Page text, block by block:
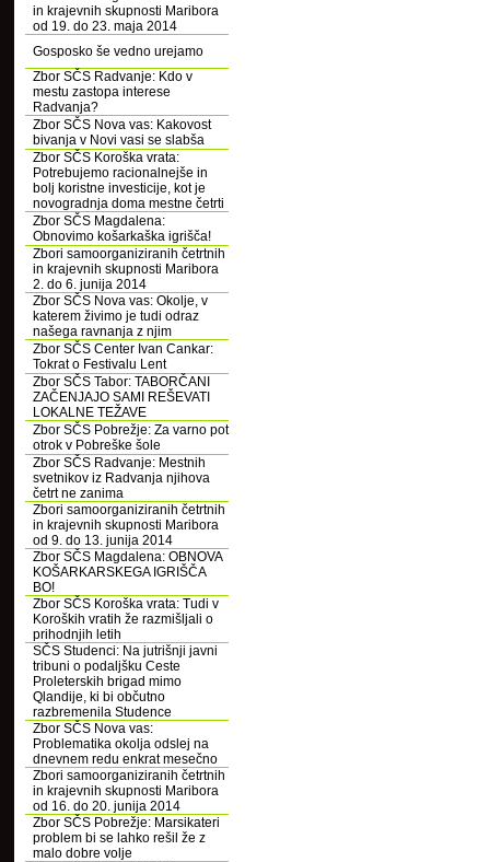
in krajevnih skupnosti Maribora
od 19. do 23. maja 2014
Gosposko še vedno urejamo
Zbor SČS Radvanje: Kdo v
mestu zastopa interese
Radvanja?
Zbor SČS Nova vas: Kakovost
bivanja v Novi vasi se slabša
Zbor SČS Koroška vrata:
Potrebujemo racionalnejše in
bolj koristne investicije, kot je
novogradnja doma mestne četrti
Zbor SČS Magdalena:
Obnovimo košarkaška igrišča!
Zbori samoorganiziranih četrtnih
in krajevnih skupnosti Maribora
2. do 6. junija 2014
Zbor SČS Nova vas: Okolje, v
katerem živimo je tudi odraz
našega ravnanja z njim
Zbor SČS Center Ivan Cankar:
Tokrat o Festivalu Lent
Zbor SČS Tabor: TABORČANI
ZAČENJAJO SAMI REŠEVATI
LOKALNE TEŽAVE
Zbor SČS Pobrežje: Za varno pot
otrok v Pobreške šole
Zbor SČS Radvanje: Mestnih
svetnikov iz Radvanja njihova
četrt ne zanima
Zbori samoorganiziranih četrtnih
in krajevnih skupnosti Maribora
od 9. do 13. junija 2014
Zbor SČS Magdalena: OBNOVA
KOŠARKARSKEGA IGRIŠČA
BO!
Zbor SČS Koroška vrata: Tudi v
Koroških vratih že razmišljali o
prihodnjih letih
SČS Studenci: Na jutrišnji javni
tribuni o podaljšku Ceste
Proleterskih brigad mimo
Qlandije, ki bi občutno
razbremenila Studence
Zbor SČS Nova vas:
Problematika okolja odslej na
dnevnem redu enkrat mesečno
Zbori samoorganiziranih četrtnih
in krajevnih skupnosti Maribora
od 16. do 20. junija 2014
Zbor SČS Pobrežje: Marsikateri
problem bi se lahko rešil že z
malo dobre volje